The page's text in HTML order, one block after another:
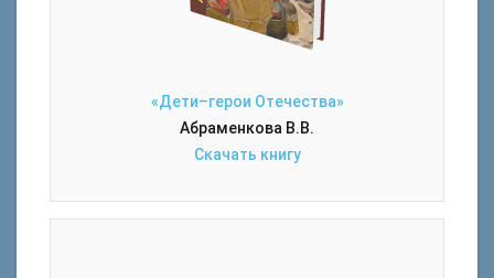
«Дети–герои Отечества»
Абраменкова В.В.
Скачать книгу